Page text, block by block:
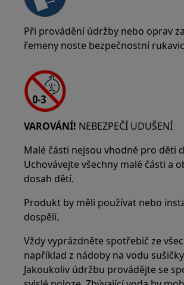
Při provádění údržby nebo oprav
řemeny noste bezpečnostní
VAROVÁNÍ! NEBEZPEČÍ UDUŠENÍ
Malé části nejsou vhodné pro děti
Uchovávejte všechny malé části a
dosah dětí.
Produkt by měli používat nebo
dospělí.
Vždy vyprázdněte spotřebič ze
například z nádoby na vodu
Jakoukoliv údržbu provádějte se